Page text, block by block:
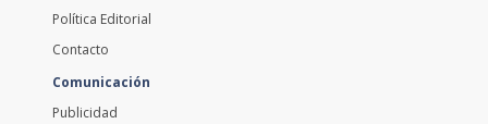
Política Editorial
Contacto
Comunicación
Publicidad